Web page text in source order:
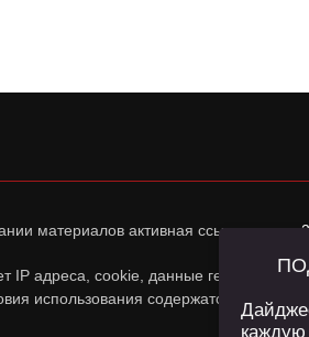
материалов активная ссылка на
IP адреса, cookie, данные геолокации
использования содержатся в
каждую